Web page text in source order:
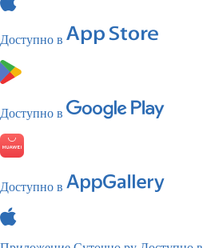
Доступно в
Доступно в
Доступно в